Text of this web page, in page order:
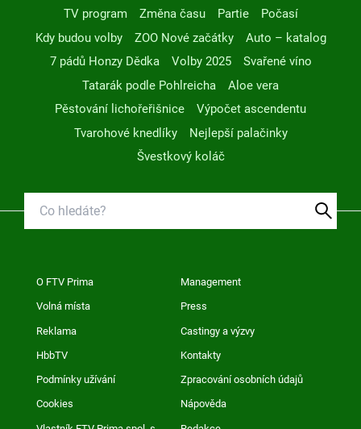
TV program
Změna času Partie
Počasí
Kdy budou volby
ZOO Nové začátky
Auto – katalog
7 pádů Honzy Dědka
Volby 2025
Svařené víno
Tatarák podle Pohlreicha
Aloe vera
Pěstování lichořeřišnice
Výpočet ascendentu
Tvarohové knedlíky
Nejlepší palačinky
Švestkový koláč
O FTV Prima Management
Volná místa Press
Reklama Castingy a výzvy
HbbTV Kontakty
Podmínky užívání Zpracování osobních údajů
Cookies Nápověda